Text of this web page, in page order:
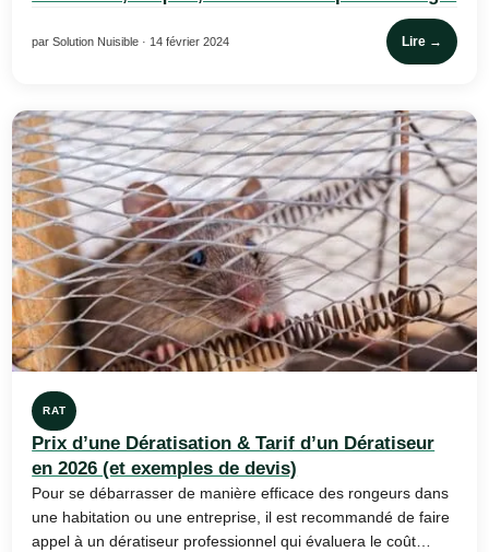
par Solution Nuisible · 14 février 2024 Lire →
RAT
Prix d’une Dératisation & Tarif d’un Dératiseur
en 2026 (et exemples de devis)
Pour se débarrasser de manière efficace des rongeurs dans
une habitation ou une entreprise, il est recommandé de faire
appel à un dératiseur professionnel qui évaluera le coût…